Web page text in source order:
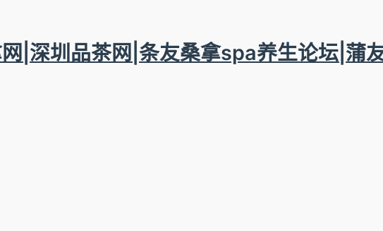
|深圳品茶网|条友桑拿spa养生论坛|蒲